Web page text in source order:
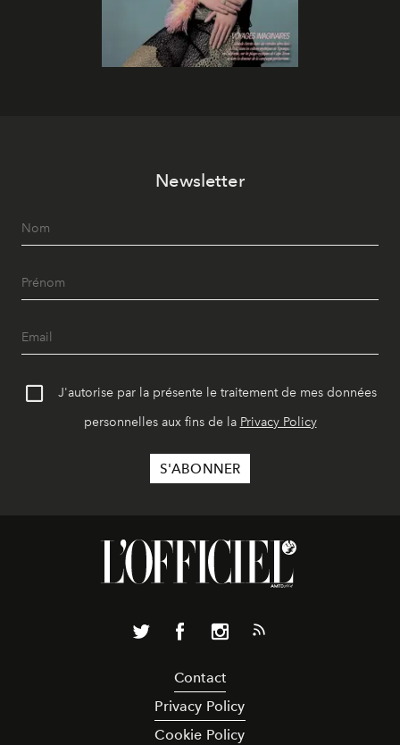
Newsletter
J'autorise par la présente le traitement de mes données
personnelles aux fins de la Privacy Policy
Contact
Privacy Policy
Cookie Policy